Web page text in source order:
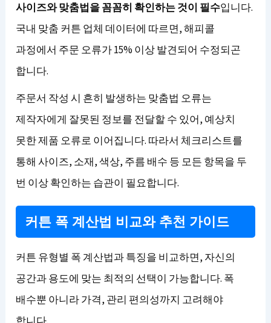
사이즈와 맞춤법을 꼼꼼히 확인하는 것이 필수입니다.
국내 맞춤 커튼 업체 데이터에 따르면, 해피콜
과정에서 주문 오류가 15% 이상 발견되어 수정되곤
합니다.
주문서 작성 시 흔히 발생하는 맞춤법 오류는
제작자에게 잘못된 정보를 전달할 수 있어, 예상치
못한 제품 오류로 이어집니다. 따라서 체크리스트를
통해 사이즈, 소재, 색상, 주름 배수 등 모든 항목을 두
번 이상 확인하는 습관이 필요합니다.
커튼 폭 계산법 비교와 추천 가이드
커튼 유형별 폭 계산법과 특징을 비교하면, 자신의
공간과 용도에 맞는 최적의 선택이 가능합니다. 폭
배수뿐 아니라 가격, 관리 편의성까지 고려해야